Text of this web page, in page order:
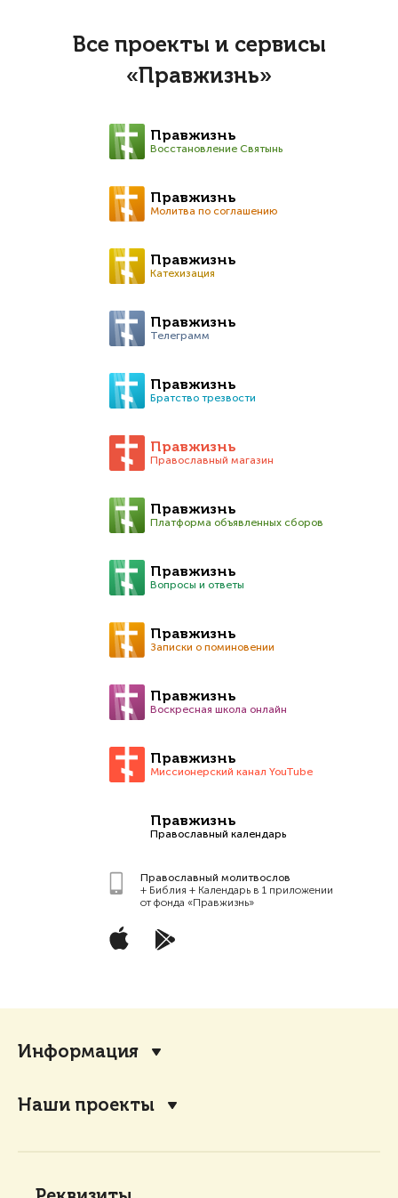
Все проекты и сервисы
«Правжизнь»
Правжизнь
Восстановление Святынь
Правжизнь
Молитва по соглашению
Правжизнь
Катехизация
Правжизнь
Телеграмм
Правжизнь
Братство трезвости
Правжизнь
Православный магазин
Правжизнь
Платформа объявленных сборов
Правжизнь
Вопросы и ответы
Правжизнь
Записки о поминовении
Правжизнь
Воскресная школа онлайн
Правжизнь
Миссионерский канал YouTube
Правжизнь
Православный календарь
Православный молитвослов
+ Библия + Календарь в 1 приложении
от фонда «Правжизнь»
Информация
Наши проекты